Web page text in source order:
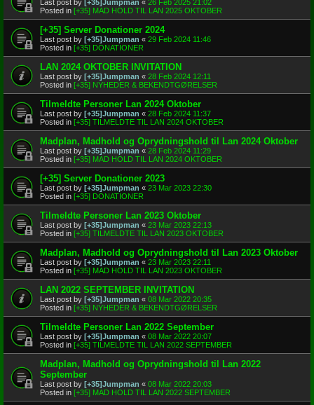
Last post by [+35]Jumpman « 26 Feb 2025 21:02
Posted in [+35] MAD HOLD TIL LAN 2025 OKTOBER
[+35] Server Donationer 2024
Last post by [+35]Jumpman « 29 Feb 2024 11:46
Posted in [+35] DONATIONER
LAN 2024 OKTOBER INVITATION
Last post by [+35]Jumpman « 28 Feb 2024 12:11
Posted in [+35] NYHEDER & BEKENDTGØRELSER
Tilmeldte Personer Lan 2024 Oktober
Last post by [+35]Jumpman « 28 Feb 2024 11:37
Posted in [+35] TILMELDTE TIL LAN 2024 OKTOBER
Madplan, Madhold og Oprydningshold til Lan 2024 Oktober
Last post by [+35]Jumpman « 28 Feb 2024 11:29
Posted in [+35] MAD HOLD TIL LAN 2024 OKTOBER
[+35] Server Donationer 2023
Last post by [+35]Jumpman « 23 Mar 2023 22:30
Posted in [+35] DONATIONER
Tilmeldte Personer Lan 2023 Oktober
Last post by [+35]Jumpman « 23 Mar 2023 22:13
Posted in [+35] TILMELDTE TIL LAN 2023 OKTOBER
Madplan, Madhold og Oprydningshold til Lan 2023 Oktober
Last post by [+35]Jumpman « 23 Mar 2023 22:11
Posted in [+35] MAD HOLD TIL LAN 2023 OKTOBER
LAN 2022 SEPTEMBER INVITATION
Last post by [+35]Jumpman « 08 Mar 2022 20:35
Posted in [+35] NYHEDER & BEKENDTGØRELSER
Tilmeldte Personer Lan 2022 September
Last post by [+35]Jumpman « 08 Mar 2022 20:07
Posted in [+35] TILMELDTE TIL LAN 2022 SEPTEMBER
Madplan, Madhold og Oprydningshold til Lan 2022
September
Last post by [+35]Jumpman « 08 Mar 2022 20:03
Posted in [+35] MAD HOLD TIL LAN 2022 SEPTEMBER